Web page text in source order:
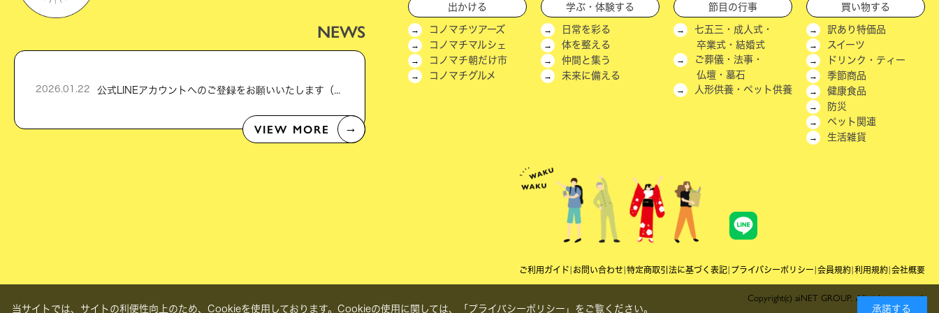
NEWS
2026.01.22 公式LINEアカウントへのご登録をお願いいたします（新機能＆キャンペーン実施中！）
VIEW MORE →
出かける
コノマチツアーズ
コノマチマルシェ
コノマチ朝だけ市
コノマチグルメ
学ぶ・体験する
日常を彩る
体を整える
仲間と集う
未来に備える
節目の行事
七五三・成人式・
卒業式・結婚式
ご葬儀・法事・
仏壇・墓石
人形供養・ペット供養
買い物する
訳あり特価品
スイーツ
ドリンク・ティー
季節商品
健康食品
防災
ペット関連
生活雑貨
ご利用ガイド お問い合わせ 特定商取引法に基づく表記 プライバシーポリシー 会員規約 利用規約 会社概要
Copyright(c) aiNET GROUP. All rights reserved.
当サイトでは、サイトの利便性向上のため、Cookieを使用しております。Cookieの使用に関しては、 「プライバシーポリシー」 をご覧ください。 承諾する